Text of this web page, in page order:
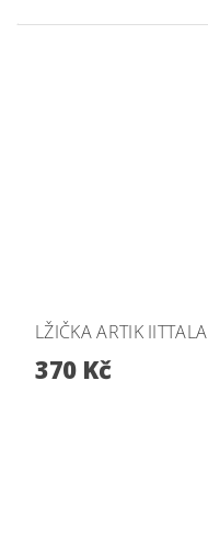
LŽIČKA ARTIK IITTALA
370 Kč